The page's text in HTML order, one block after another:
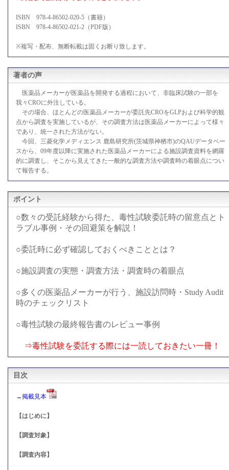
ISBN 978-4-86502-020-5（書籍）
ISBN 978-4-86502-021-2（PDF版）
※複写・配布、無断転載は固くお断り致します。
著者の声
医薬品メーカーが医薬品を開発する過程において、非臨床試験の一部を
我々CROに外注している。
その場合、ほとんどの医薬品メーカーが委託先CROをGLPおよび科学的観
点から調査を実施しているが、その調査方法は医薬品メーカーによって様々
であり、統一された方法がない。
今回、三菱化学メディエンス 鹿島研究所(茨城県神栖市)のQAUデータベー
スから、09年度以降に実施された医薬品メーカーによる施設調査資料を網羅
的に調査し、そこから見えてきた一般的な調査方法や調査時の着眼点につい
て報告する。
ポイント
○数々の受託経験から得た、毒性試験委託時の留意点とト
ラブル事例・その回避策を解説！
○委託時に必ず確認しておくべきこととは？
○施設調査の実態・調査方法・調査時の着眼点
○多くの医薬品メーカーが行う、施設訪問時・Study Audit
時のチェックリスト
○毒性試験の最終報告書のレビュー事例
⇒毒性試験を委託する際には一読しておきたい一冊！
目次
→掲載見本
【はじめに】
【調査対象】
【調査内容】